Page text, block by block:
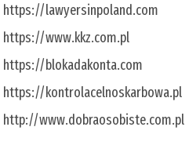
https://lawyersinpoland.com
https://www.kkz.com.pl
https://blokadakonta.com
https://kontrolacelnoskarbowa.pl
http://www.dobraosobiste.com.pl